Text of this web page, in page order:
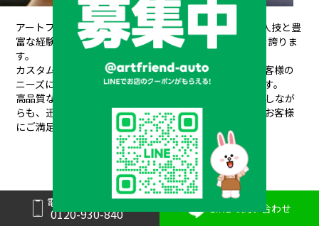
電話で問い合わせ
0120-930-840 LINEで問い合わせ
アートフレンドAUTOは、創業以来培ってきた熟練の職人技と豊
富な経験が信頼され、 20年間で10,000台もの販売実績を誇りま
す。
カスタムデザインから架装、整備、車検、保険まで、お客様の
ニーズにワンストップで対応できるのが私たちの強みです。
高品質なパーツと素材を使用し、安全性や耐久性を重視しなが
らも、 迅速丁寧な対応と競争力のある価格設定で、常にお客様
にご満足いただけるサービスを提供しています。